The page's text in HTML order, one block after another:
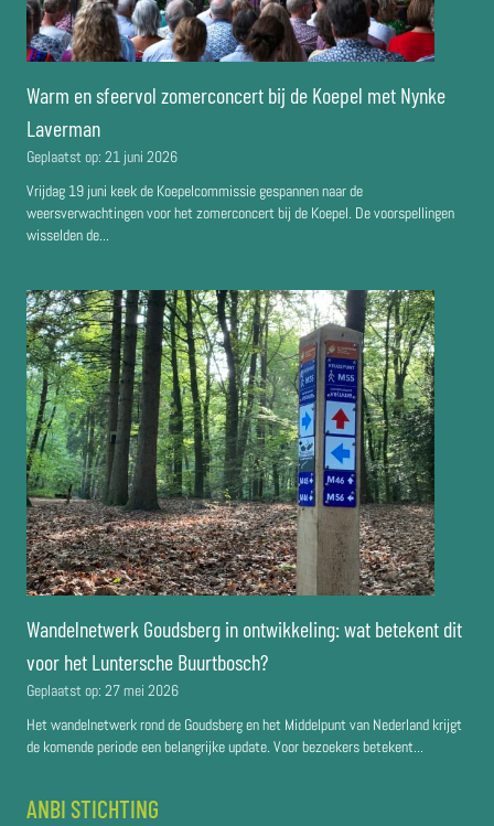
Warm en sfeervol zomerconcert bij de Koepel met Nynke
Laverman
Geplaatst op: 21 juni 2026
Vrijdag 19 juni keek de Koepelcommissie gespannen naar de
weersverwachtingen voor het zomerconcert bij de Koepel. De voorspellingen
wisselden de...
Wandelnetwerk Goudsberg in ontwikkeling: wat betekent dit
voor het Luntersche Buurtbosch?
Geplaatst op: 27 mei 2026
Het wandelnetwerk rond de Goudsberg en het Middelpunt van Nederland krijgt
de komende periode een belangrijke update. Voor bezoekers betekent...
ANBI STICHTING